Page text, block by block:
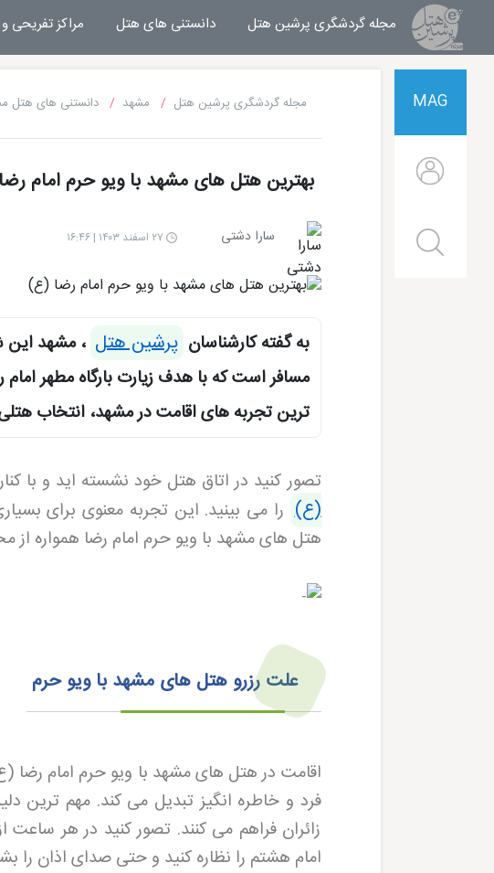
مجله گردشگری پرشین هتل مجله خبری پرشین هتل
دانستنی های هتل مراکز تفریحی
MAG مجله گردشگری پرشین هتل مشهد دانستنی های هتل
بهترین هتل های مشهد با ویو حرم امام
سارا دشتی ۲۷ اسفند ۱۴۰۳ | ۱۶:۴۶
به گفته کارشناسان پرشین هتل ، مشهد این
مسافر است که با هدف زیارت بارگاه مطهر
ترین تجربه‌ های اقامت در مشهد، انتخاب
تصور کنید در اتاق هتل خود نشسته‌ اید و با
(ع) را می‌ بینید. این تجربه معنوی برای
هتل های مشهد با ویو حرم امام رضا همواره از
علت رزرو هتل های مشهد با ویو حرم
اقامت درهتل های مشهد با ویو حرم امام رضا
فرد و خاطره‌ انگیز تبدیل می‌ کند. مهم‌ ترین
زائران فراهم می‌ کنند. تصور کنید در هر ساعت
امام هشتم را نظاره کنید و حتی صدای اذان را
هتل الماس 2 مشهد